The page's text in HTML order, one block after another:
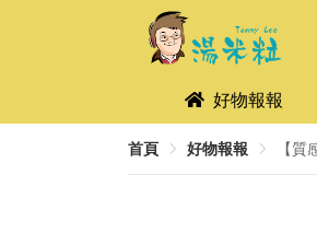
好物報報
首頁 好物報報 【